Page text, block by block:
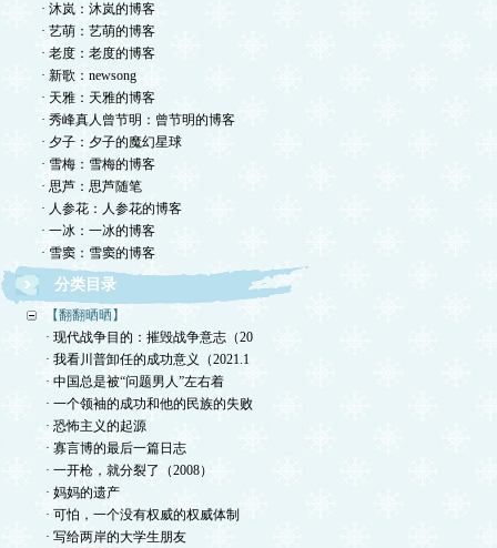
· 沐岚：沐岚的博客
· 艺萌：艺萌的博客
· 老度：老度的博客
· 新歌：newsong
· 天雅：天雅的博客
· 秀峰真人曾节明：曾节明的博客
· 夕子：夕子的魔幻星球
· 雪梅：雪梅的博客
· 思芦：思芦随笔
· 人参花：人参花的博客
· 一冰：一冰的博客
· 雪窦：雪窦的博客
分类目录
【翻翻晒晒】
· 现代战争目的：摧毁战争意志（20
· 我看川普卸任的成功意义（2021.1
· 中国总是被“问题男人”左右着
· 一个领袖的成功和他的民族的失败
· 恐怖主义的起源
· 寡言博的最后一篇日志
· 一开枪，就分裂了（2008）
· 妈妈的遗产
· 可怕，一个没有权威的权威体制
· 写给两岸的大学生朋友